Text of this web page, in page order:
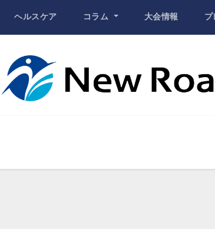
ヘルスケア コラム 大会情報